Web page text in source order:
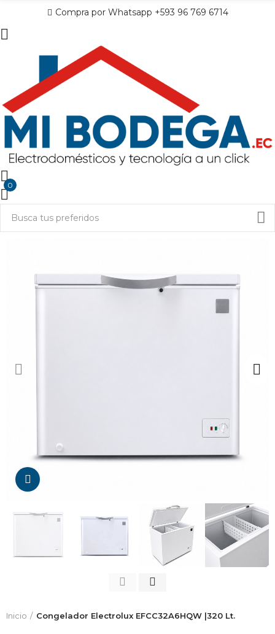
Compra por Whatsapp +593 96 769 6714
0
Inicio Congelador Electrolux EFCC32A6HQW |320 Lt.